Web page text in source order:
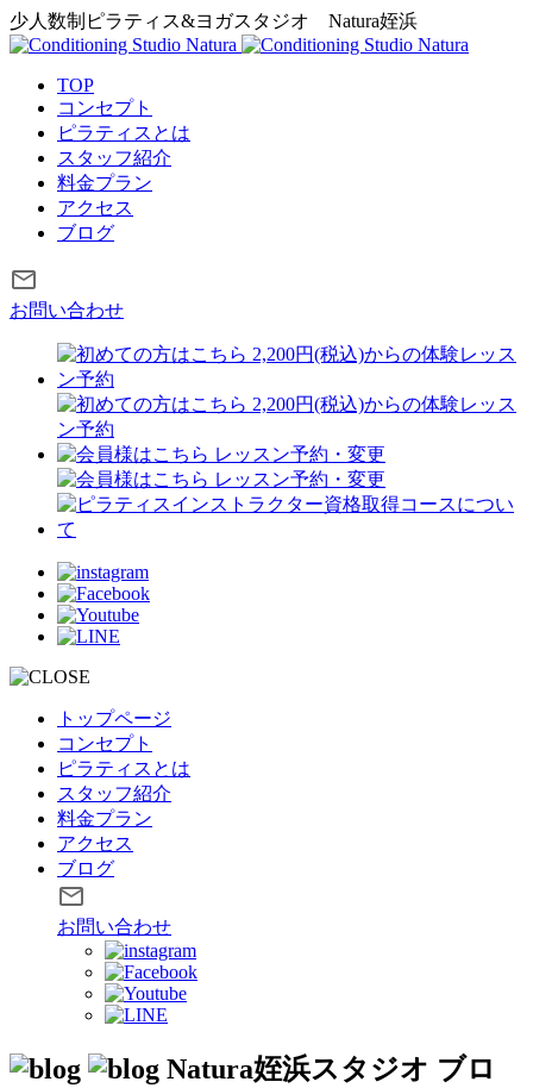
少人数制ピラティス&ヨガスタジオ Natura姪浜
TOP
コンセプト
ピラティスとは
スタッフ紹介
料金プラン
アクセス
ブログ
お問い合わせ
トップページ
コンセプト
ピラティスとは
スタッフ紹介
料金プラン
アクセス
ブログ
お問い合わせ
Natura姪浜スタジオ ブロ